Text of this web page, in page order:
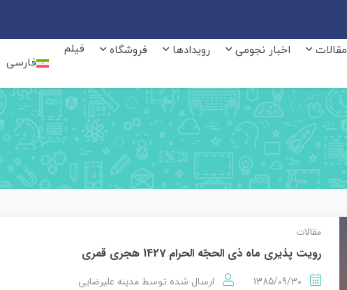
مقالات اخبار نجومی رویدادها فروشگاه
فیلم
فارسی
مقالات
رویت پذیری ماه ذي الحجّه الحرام 1427 هجری قمری
1385/09/30 ارسال شده توسط مدینه علیرضایی